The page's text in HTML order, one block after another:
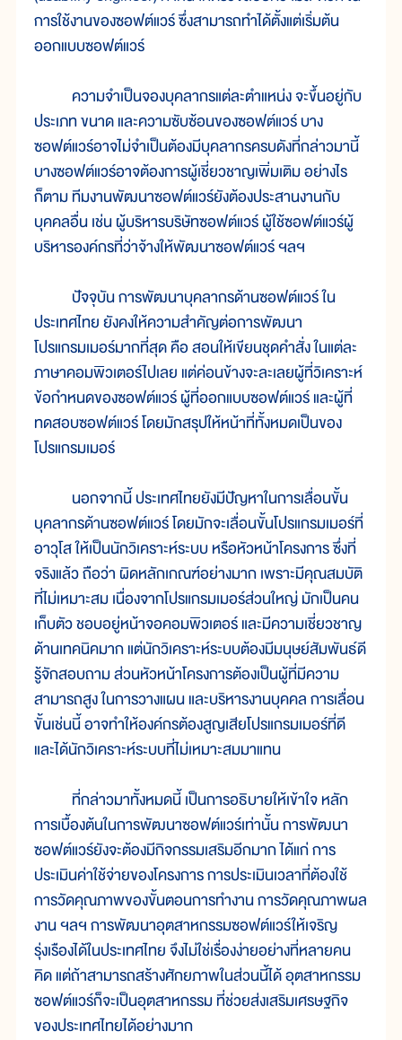
การใช้งานของซอฟต์แวร์ ซึ่งสามารถทำได้ตั้งแต่เริ่มต้น
ออกแบบซอฟต์แวร์
ความจำเป็นจองบุคลากรแต่ละตำแหน่ง จะขึ้นอยู่กับ
ประเภท ขนาด และความซับซ้อนของซอฟต์แวร์ บาง
ซอฟต์แวร์อาจไม่จำเป็นต้องมีบุคลากรครบดังที่กล่าวมานี้
บางซอฟต์แวร์อาจต้องการผู้เชี่ยวชาญเพิ่มเติม อย่างไร
ก็ตาม ทีมงานพัฒนาซอฟต์แวร์ยังต้องประสานงานกับ
บุคคลอื่น เช่น ผู้บริหารบริษัทซอฟต์แวร์ ผู้ใช้ซอฟต์แวร์ผู้
บริหารองค์กรที่ว่าจ้างให้พัฒนาซอฟต์แวร์ ฯลฯ
ปัจจุบัน การพัฒนาบุคลากรด้านซอฟต์แวร์ ใน
ประเทศไทย ยังคงให้ความสำคัญต่อการพัฒนา
โปรแกรมเมอร์มากที่สุด คือ สอนให้เขียนชุดคำสั่ง ในแต่ละ
ภาษาคอมพิวเตอร์ไปเลย แต่ค่อนข้างจะละเลยผู้ที่วิเคราะห์
ข้อกำหนดของซอฟต์แวร์ ผู้ที่ออกแบบซอฟต์แวร์ และผู้ที่
ทดสอบซอฟต์แวร์ โดยมักสรุปให้หน้าที่ทั้งหมดเป็นของ
โปรแกรมเมอร์
นอกจากนี้ ประเทศไทยยังมีปัญหาในการเลื่อนขั้น
บุคลากรด้านซอฟต์แวร์ โดยมักจะเลื่อนขั้นโปรแกรมเมอร์ที่
อาวุโส ให้เป็นนักวิเคราะห์ระบบ หรือหัวหน้าโครงการ ซึ่งที่
จริงแล้ว ถือว่า ผิดหลักเกณฑ์อย่างมาก เพราะมีคุณสมบัติ
ที่ไม่เหมาะสม เนื่องจากโปรแกรมเมอร์ส่วนใหญ่ มักเป็นคน
เก็บตัว ชอบอยู่หน้าจอคอมพิวเตอร์ และมีความเชี่ยวชาญ
ด้านเทคนิคมาก แต่นักวิเคราะห์ระบบต้องมีมนุษย์สัมพันธ์ดี
รู้จักสอบถาม ส่วนหัวหน้าโครงการต้องเป็นผู้ที่มีความ
สามารถสูง ในการวางแผน และบริหารงานบุคคล การเลื่อน
ขั้นเช่นนี้ อาจทำให้องค์กรต้องสูญเสียโปรแกรมเมอร์ที่ดี
และได้นักวิเคราะห์ระบบที่ไม่เหมาะสมมาแทน
ที่กล่าวมาทั้งหมดนี้ เป็นการอธิบายให้เข้าใจ หลัก
การเบื้องต้นในการพัฒนาซอฟต์แวร์เท่านั้น การพัฒนา
ซอฟต์แวร์ยังจะต้องมีกิจกรรมเสริมอีกมาก ได้แก่ การ
ประเมินค่าใช้จ่ายของโครงการ การประเมินเวลาที่ต้องใช้
การวัดคุณภาพของขั้นตอนการทำงาน การวัดคุณภาพผล
งาน ฯลฯ การพัฒนาอุตสาหกรรมซอฟต์แวร์ให้เจริญ
รุ่งเรืองได้ในประเทศไทย จึงไม่ใช่เรื่องง่ายอย่างที่หลายคน
คิด แต่ถ้าสามารถสร้างศักยภาพในส่วนนี้ได้ อุตสาหกรรม
ซอฟต์แวร์ก็จะเป็นอุตสาหกรรม ที่ช่วยส่งเสริมเศรษฐกิจ
ของประเทศไทยได้อย่างมาก